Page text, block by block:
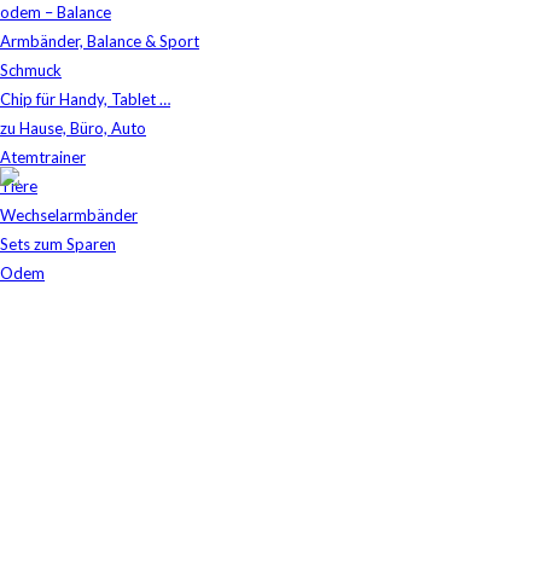
odem – Balance
Armbänder, Balance & Sport
Schmuck
Chip für Handy, Tablet …
zu Hause, Büro, Auto
Atemtrainer
Tiere
Wechselarmbänder
Sets zum Sparen
Odem